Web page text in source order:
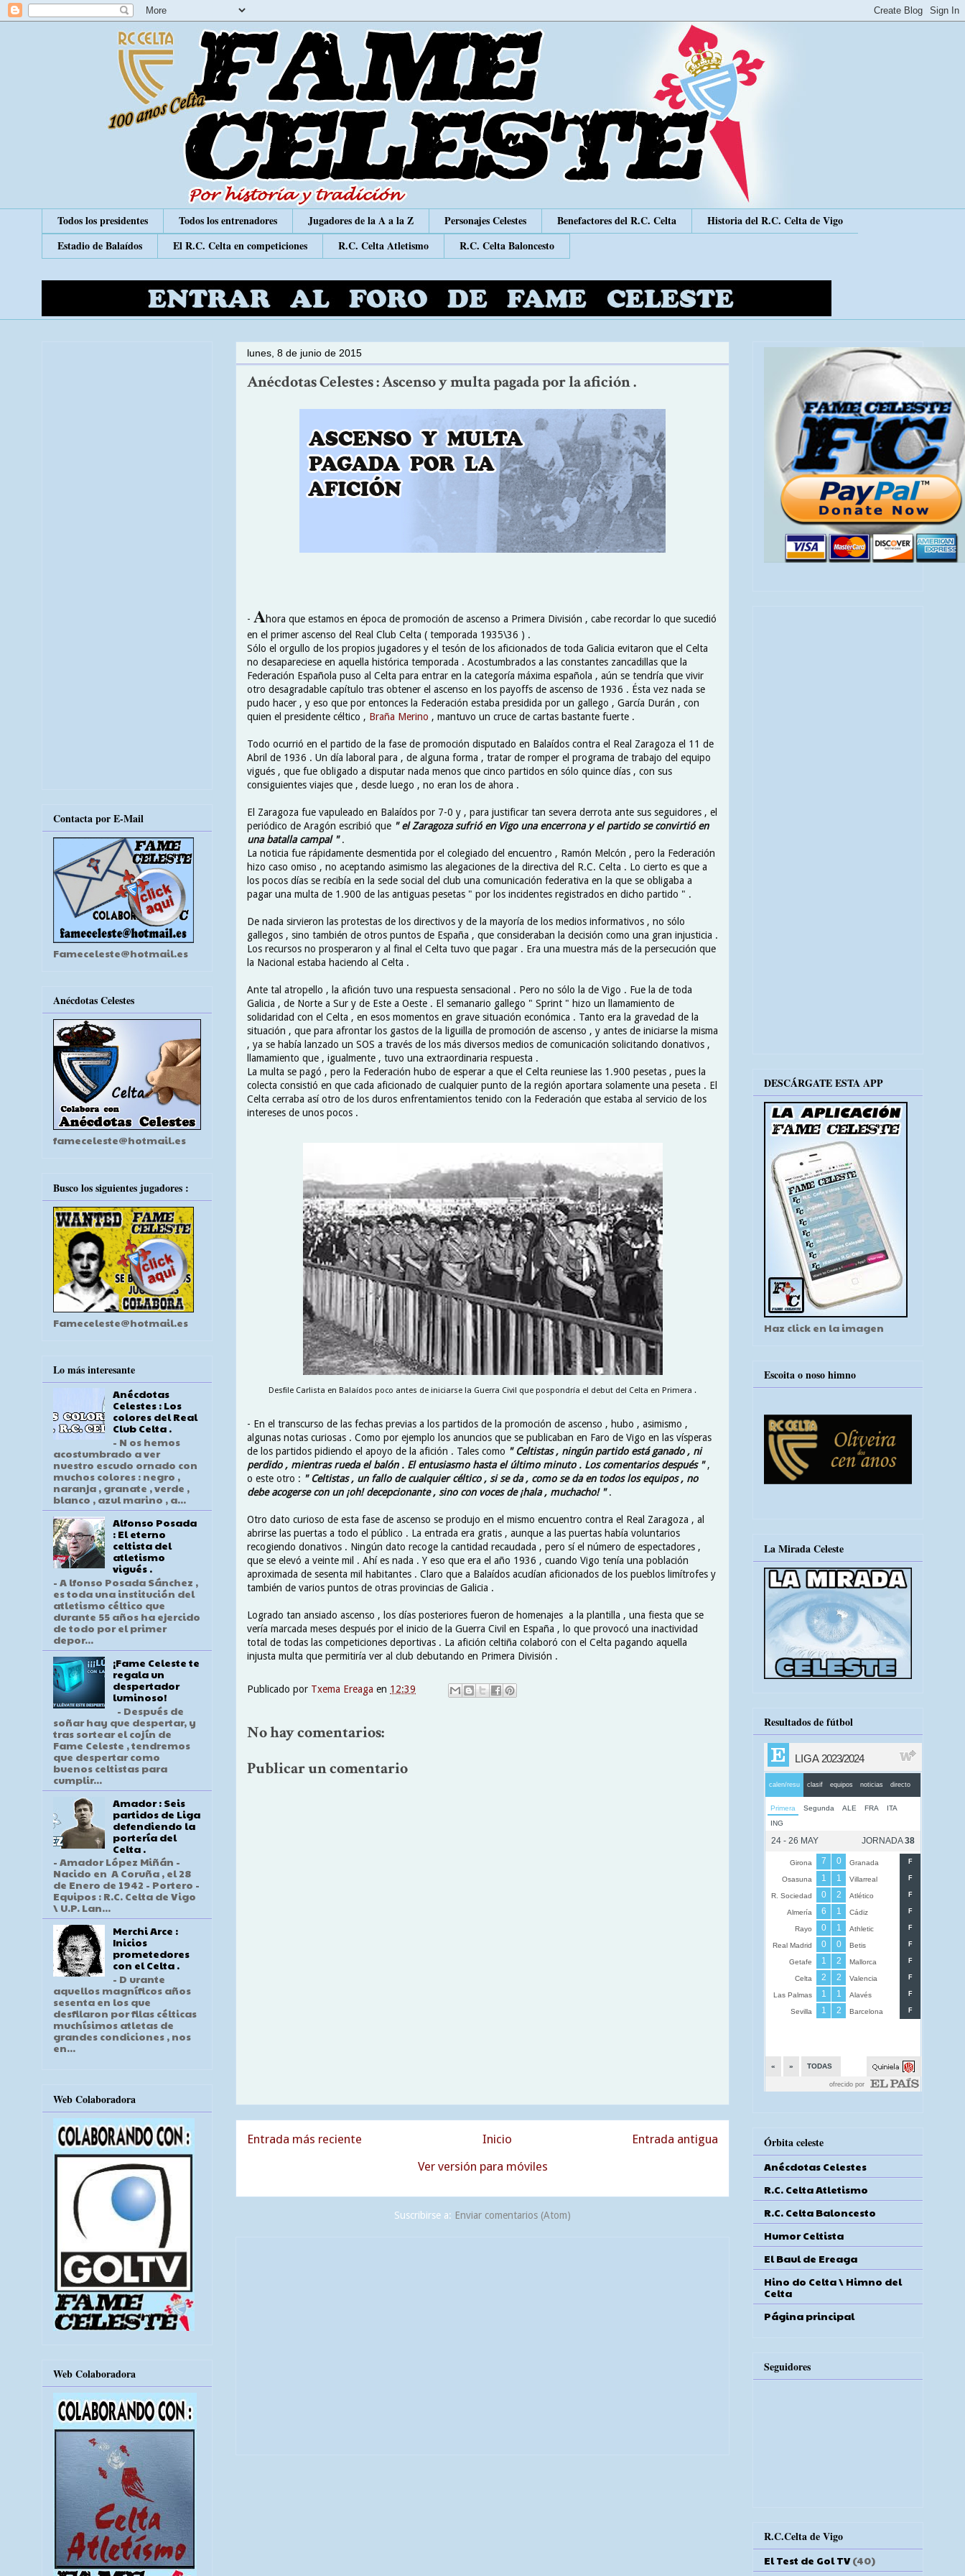
Todos los presidentes Todos los entrenadores Jugadores de la A a la Z Personajes Celestes Benefactores del R.C. Celta
Historia del R.C. Celta de Vigo
Estadio de Balaídos
El R.C. Celta en competiciones R.C. Celta Atletismo R.C. Celta Baloncesto
lunes, 8 de junio de 2015
Anécdotas Celestes : Ascenso y multa pagada por la afición .
- Ahora que estamos en época de promoción de ascenso a Primera División , cabe recordar lo que sucedió
en el primer ascenso del Real Club Celta ( temporada 1935\36 ) .
Sólo el orgullo de los propios jugadores y el tesón de los aficionados de toda Galicia evitaron que el Celta
no desapareciese en aquella histórica temporada . Acostumbrados a las constantes zancadillas que la
Federación Española puso al Celta para entrar en la categoría máxima española , aún se tendría que vivir
otro desagradable capítulo tras obtener el ascenso en los payoffs de ascenso de 1936 . Ésta vez nada se
pudo hacer , y eso que por entonces la Federación estaba presidida por un gallego , García Durán , con
quien el presidente céltico , Braña Merino , mantuvo un cruce de cartas bastante fuerte .
Todo ocurrió en el partido de la fase de promoción disputado en Balaídos contra el Real Zaragoza el 11 de
Abril de 1936 . Un día laboral para , de alguna forma , tratar de romper el programa de trabajo del equipo
vigués , que fue obligado a disputar nada menos que cinco partidos en sólo quince días , con sus
consiguientes viajes que , desde luego , no eran los de ahora .
El Zaragoza fue vapuleado en Balaídos por 7-0 y , para justificar tan severa derrota ante sus seguidores , el
periódico de Aragón escribió que " el Zaragoza sufrió en Vigo una encerrona y el partido se convirtió en
una batalla campal ".
La noticia fue rápidamente desmentida por el colegiado del encuentro , Ramón Melcón , pero la Federación
hizo caso omiso , no aceptando asimismo las alegaciones de la directiva del R.C. Celta . Lo cierto es que a
los pocos días se recibía en la sede social del club una comunicación federativa en la que se obligaba a
pagar una multa de 1.900 de las antiguas pesetas " por los incidentes registrados en dicho partido " .
De nada sirvieron las protestas de los directivos y de la mayoría de los medios informativos , no sólo
gallegos , sino también de otros puntos de España , que consideraban la decisión como una gran injusticia .
Los recursos no prosperaron y al final el Celta tuvo que pagar . Era una muestra más de la persecución que
la Nacional estaba haciendo al Celta .
Ante tal atropello , la afición tuvo una respuesta sensacional . Pero no sólo la de Vigo . Fue la de toda
Galicia , de Norte a Sur y de Este a Oeste . El semanario gallego " Sprint " hizo un llamamiento de
solidaridad con el Celta , en esos momentos en grave situación económica . Tanto era la gravedad de la
situación , que para afrontar los gastos de la liguilla de promoción de ascenso , y antes de iniciarse la misma
, ya se había lanzado un SOS a través de los más diversos medios de comunicación solicitando donativos ,
llamamiento que , igualmente , tuvo una extraordinaria respuesta .
La multa se pagó , pero la Federación hubo de esperar a que el Celta reuniese las 1.900 pesetas , pues la
colecta consistió en que cada aficionado de cualquier punto de la región aportara solamente una peseta . El
Celta cerraba así otro de los duros enfrentamientos tenido con la Federación que estaba al servicio de los
intereses de unos pocos .
Desfile Carlista en Balaídos poco antes de iniciarse la Guerra Civil que pospondría el debut del Celta en Primera .
- En el transcurso de las fechas previas a los partidos de la promoción de ascenso , hubo , asimismo ,
algunas notas curiosas . Como por ejemplo los anuncios que se publicaban en Faro de Vigo en las vísperas
de los partidos pidiendo el apoyo de la afición . Tales como " Celtistas , ningún partido está ganado , ni
perdido , mientras rueda el balón . El entusiasmo hasta el último minuto . Los comentarios después ",
o este otro : " Celtistas , un fallo de cualquier céltico , si se da , como se da en todos los equipos , no
debe acogerse con un ¡oh! decepcionante , sino con voces de ¡hala , muchacho! ".
Otro dato curioso de esta fase de ascenso se produjo en el mismo encuentro contra el Real Zaragoza , al
abrirse las puertas a todo el público . La entrada era gratis , aunque a las puertas había voluntarios
recogiendo donativos . Ningún dato recoge la cantidad recaudada , pero sí el número de espectadores ,
que se elevó a veinte mil . Ahí es nada . Y eso que era el año 1936 , cuando Vigo tenía una población
aproximada de sesenta mil habitantes . Claro que a Balaídos acudían aficionados de los pueblos limítrofes y
también de varios puntos de otras provincias de Galicia .
Logrado tan ansiado ascenso , los días posteriores fueron de homenajes a la plantilla , una fiesta que se
vería marcada meses después por el inicio de la Guerra Civil en España , lo que provocó una inactividad
total de todas las competiciones deportivas . La afición celtiña colaboró con el Celta pagando aquella
injusta multa que permitiría ver al club debutando en Primera División .
Publicado por Txema Ereaga en 12:39
No hay comentarios:
Publicar un comentario
Entrada más reciente Entrada antigua
Inicio
Ver versión para móviles
Suscribirse a: Enviar comentarios (Atom)
Contacta por E-Mail
Fameceleste@hotmail.es
Anécdotas Celestes
fameceleste@hotmail.es
Busco los siguientes jugadores :
Fameceleste@hotmail.es
Lo más interesante
Anécdotas
Celestes : Los
colores del Real
Club Celta .
- N os hemos
acostumbrado a ver
nuestro escudo ornado con
muchos colores : negro ,
naranja , granate , verde ,
blanco , azul marino , a...
Alfonso Posada
: El eterno
celtista del
atletismo
vigués .
- A lfonso Posada Sánchez ,
es toda una institución del
atletismo céltico que
durante 55 años ha ejercido
de todo por el primer
depor...
¡Fame Celeste te
regala un
despertador
luminoso!
- Después de
soñar hay que despertar, y
tras sortear el cojín de
Fame Celeste , tendremos
que despertar como
buenos celtistas para
cumplir...
Amador : Seis
partidos de Liga
defendiendo la
portería del
Celta .
- Amador López Miñán -
Nacido en A Coruña , el 28
de Enero de 1942 - Portero -
Equipos : R.C. Celta de Vigo
\ U.P. Lan...
Merchi Arce :
Inicios
prometedores
con el Celta .
- D urante
aquellos magníficos años
sesenta en los que
desfilaron por filas célticas
muchísimos atletas de
grandes condiciones , nos
en...
Web Colaboradora
Web Colaboradora
DESCÁRGATE ESTA APP
Haz click en la imagen
Escoita o noso himno
La Mirada Celeste
Resultados de fútbol
Órbita celeste
Anécdotas Celestes
R.C. Celta Atletismo
R.C. Celta Baloncesto
Humor Celtista
El Baul de Ereaga
Hino do Celta \ Himno del
Celta
Página principal
Seguidores
R.C.Celta de Vigo
El Test de Gol TV (40)